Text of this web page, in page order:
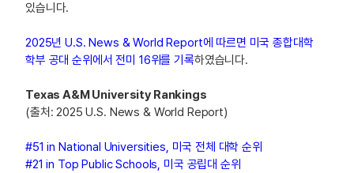
있습니다.
2025년 U.S. News & World Report에 따르면 미국 종합대학
학부 공대 순위에서 전미 16위를 기록하였습니다.
Texas A&M University Rankings
(출처: 2025 U.S. News & World Report)
#51 in National Universities, 미국 전체 대학 순위
#21 in Top Public Schools, 미국 공립대 순위